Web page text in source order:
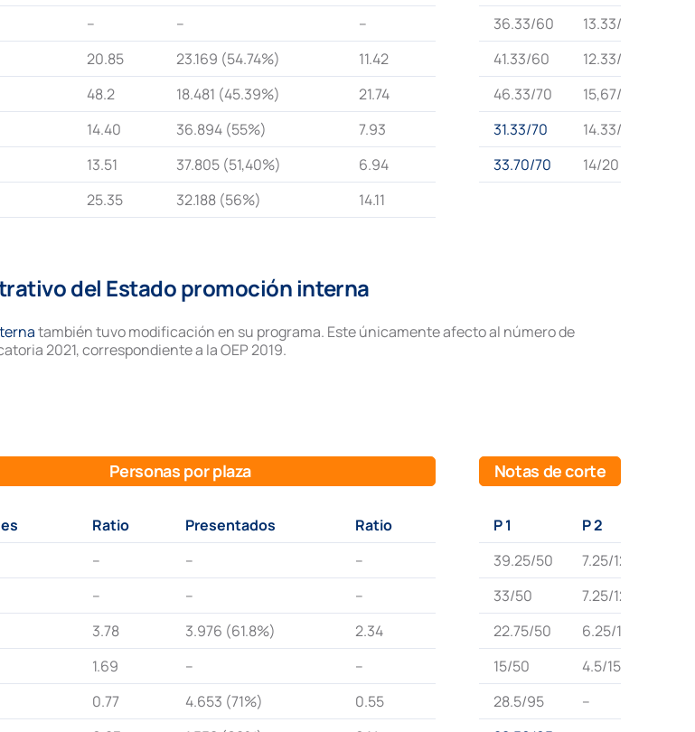
– –
–
20.85 23.169 (54.74%)
11.42
48.2 18.481 (45.39%)
21.74
14.40 36.894 (55%)
7.93
13.51 37.805 (51,40%)
6.94
25.35 32.188 (56%) 14.11
36.33/60
13.33/20
41.33/60
12.33/20
46.33/70
15,67/20
31.33/70
14.33/20
33.70/70
14/20
del Estado promoción interna
también tuvo modificación en su programa. Este únicamente afecto al número de
2021, correspondiente a la OEP 2019.
Personas por plaza
Ratio Presentados
Ratio
– –
–
– –
–
3.78 3.976 (61.8%)
2.34
1.69 –
–
0.77 4.653 (71%)
0.55
Notas de corte
P 1
P 2
39.25/50
7.25/12
33/50
7.25/12
22.75/50
6.25/12
15/50
4.5/15
28.5/95
–